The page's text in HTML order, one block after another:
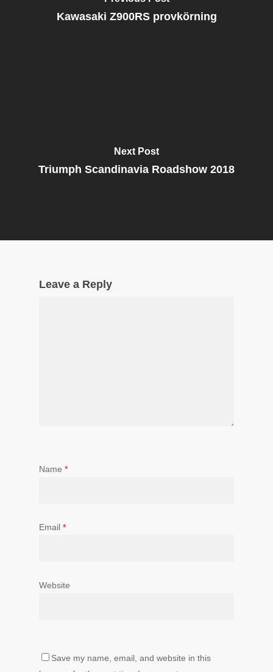
Kawasaki Z900RS provkörning
Next Post
Triumph Scandinavia Roadshow 2018
Leave a Reply
Name *
Email *
Website
Save my name, email, and website in this